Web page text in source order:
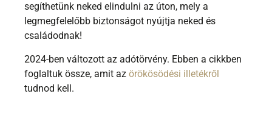
segíthetünk neked elindulni az úton, mely a
legmegfelelőbb biztonságot nyújtja neked és
családodnak!
2024-ben változott az adótörvény. Ebben a cikkben
foglaltuk össze, amit az örökösödési illetékről
tudnod kell.